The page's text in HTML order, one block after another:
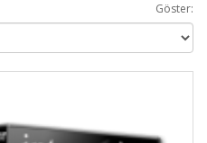
Göster: